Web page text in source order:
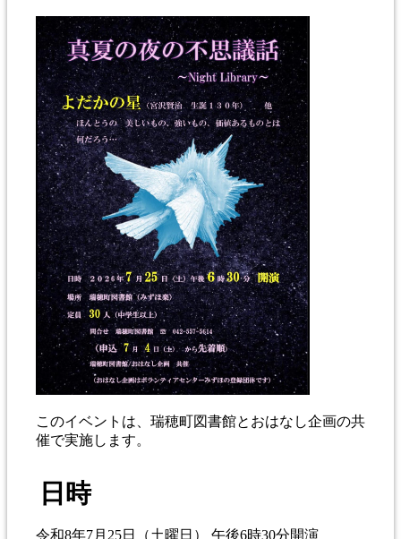
このイベントは、瑞穂町図書館とおはなし企画の共
催で実施します。
日時
令和8年7月25日（土曜日） 午後6時30分開演